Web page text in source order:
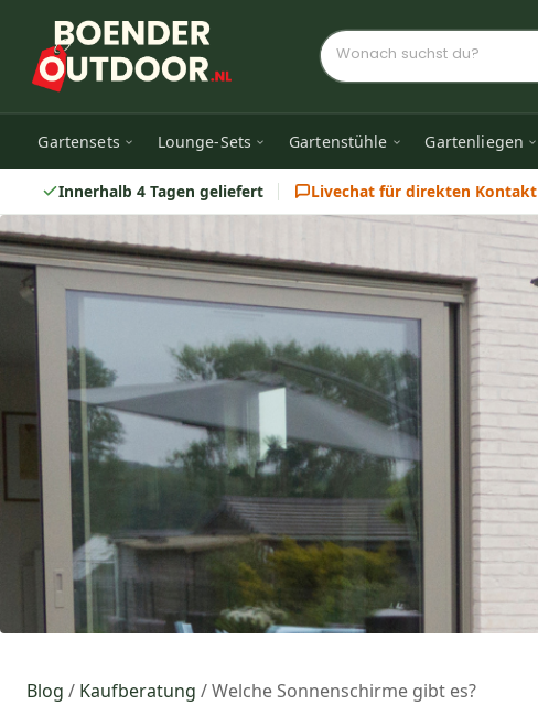
Gartensets Lounge-Sets Gartenstühle Gartenliegen
Innerhalb 4 Tagen geliefert Livechat für direkten Kontakt
Blog / Kaufberatung /Welche Sonnenschirme gibt es?